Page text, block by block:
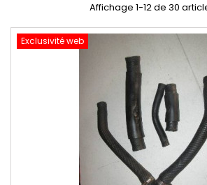
Affichage 1-12 de 30
Exclusivité web